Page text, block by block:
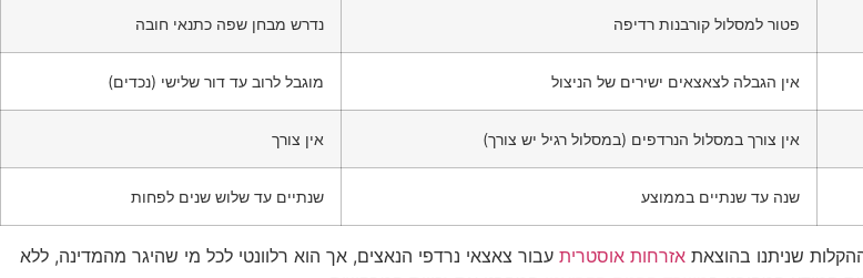
פטור למסלול קורבנות רדיפה נדרש מבחן שפה כתנאי חובה
אין הגבלה לצאצאים ישירים של הניצול מוגבל לרוב עד דור שלישי (נכדים)
אין צורך במסלול הנרדפים (במסלול רגיל יש צורך) אין צורך
שנה עד שנתיים בממוצע שנתיים עד שלוש שנים לפחות
שניתנו בהוצאת אזרחות אוסטרית עבור צאצאי נרדפי הנאצים, אך הוא רלוונטי לכל מי שהיגר מהמדינה, ללא